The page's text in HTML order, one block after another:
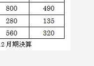
ナイアシンアミド
ーティン 金木犀